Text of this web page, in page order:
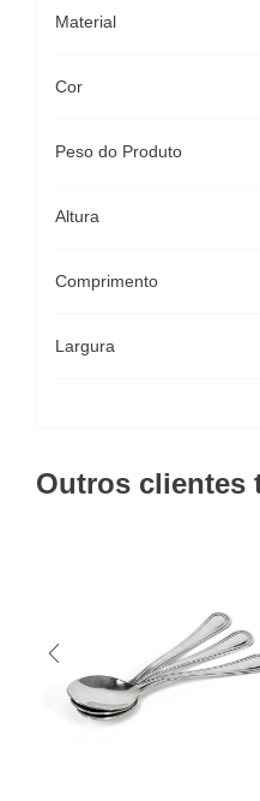
Material
Cor
Peso do Produto
Altura
Comprimento
Largura
Outros clientes